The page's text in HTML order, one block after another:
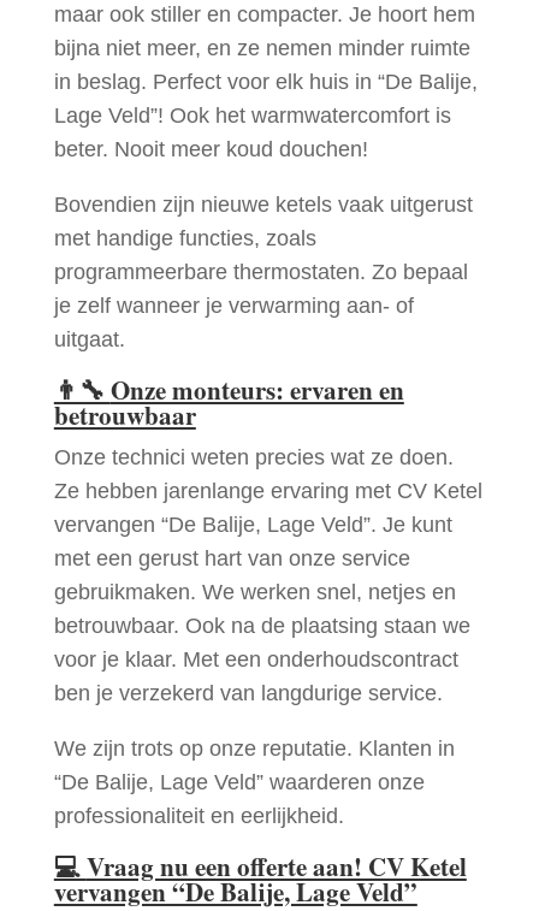
maar ook stiller en compacter. Je hoort hem
bijna niet meer, en ze nemen minder ruimte
in beslag. Perfect voor elk huis in “De Balije,
Lage Veld”! Ook het warmwatercomfort is
beter. Nooit meer koud douchen!
Bovendien zijn nieuwe ketels vaak uitgerust
met handige functies, zoals
programmeerbare thermostaten. Zo bepaal
je zelf wanneer je verwarming aan- of
uitgaat.
👨‍🔧 Onze monteurs: ervaren en
betrouwbaar
Onze technici weten precies wat ze doen.
Ze hebben jarenlange ervaring met CV Ketel
vervangen “De Balije, Lage Veld”. Je kunt
met een gerust hart van onze service
gebruikmaken. We werken snel, netjes en
betrouwbaar. Ook na de plaatsing staan we
voor je klaar. Met een onderhoudscontract
ben je verzekerd van langdurige service.
We zijn trots op onze reputatie. Klanten in
“De Balije, Lage Veld” waarderen onze
professionaliteit en eerlijkheid.
💻Vraag nu een offerte aan! CV Ketel
vervangen “De Balije, Lage Veld”